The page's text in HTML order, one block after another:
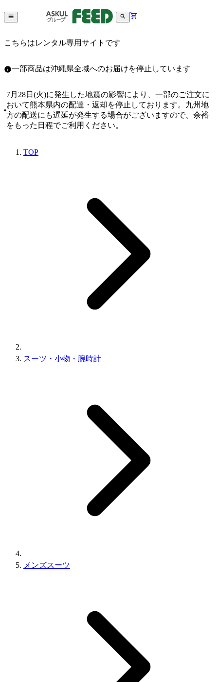
こちらはレンタル専用サイトです
一部商品は沖縄県全域へのお届けを停止しています
7月28日(火)に発生した地震の影響により、一部のご注文に
おいて熊本県内の配達・返却を停止しております。九州地
方の配送にも遅延が発生する場合がございますので、余裕
をもった日程でご利用ください。
TOP
スーツ・小物・腕時計
メンズスーツ